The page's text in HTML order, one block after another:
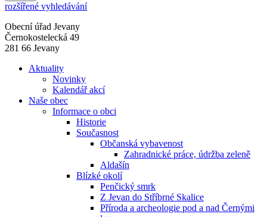
rozšířené vyhledávání
Obecní úřad Jevany
Černokostelecká 49
281 66 Jevany
Aktuality
Novinky
Kalendář akcí
Naše obec
Informace o obci
Historie
Současnost
Občanská vybavenost
Zahradnické práce, údržba zeleně
Aldašín
Blízké okolí
Penčický smrk
Z Jevan do Stříbrné Skalice
Příroda a archeologie pod a nad Černými